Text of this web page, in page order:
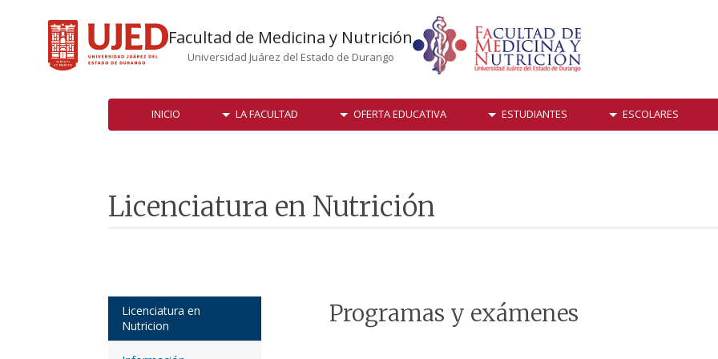
Facultad de Medicina y Nutrición
Universidad Juárez del Estado de Durango
INICIO LA FACULTAD OFERTA EDUCATIVA ESTUDIANTES ESCOLARES
Licenciatura en Nutrición
Licenciatura en
Nutricion
Programas y exámenes